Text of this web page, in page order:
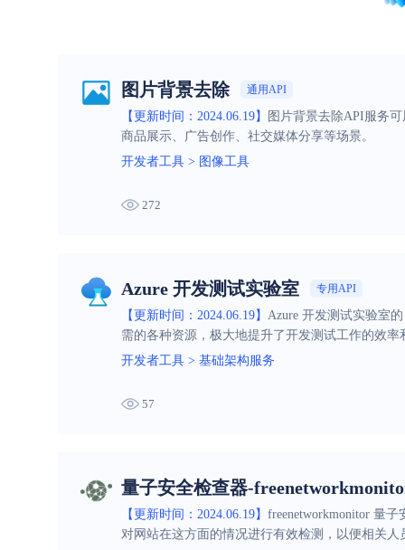
图片背景去除 通用API
【更新时间：2024.06.19】
图片背景去除API服务
商品展示、广告创作、社交媒体分享等场景。
开发者工具 > 图像工具
272
Azure 开发测试实验室 专用API
【更新时间：2024.06.19】 Azure 开发测试实验室
需的各种资源，极大地提升了开发测试工作的效率
开发者工具 > 基础架构服务
57
量子安全检查器-
【更新时间：2024.06.19】 freenetworkmonitor 量
对网站在这方面的情况进行有效检测，以便相关